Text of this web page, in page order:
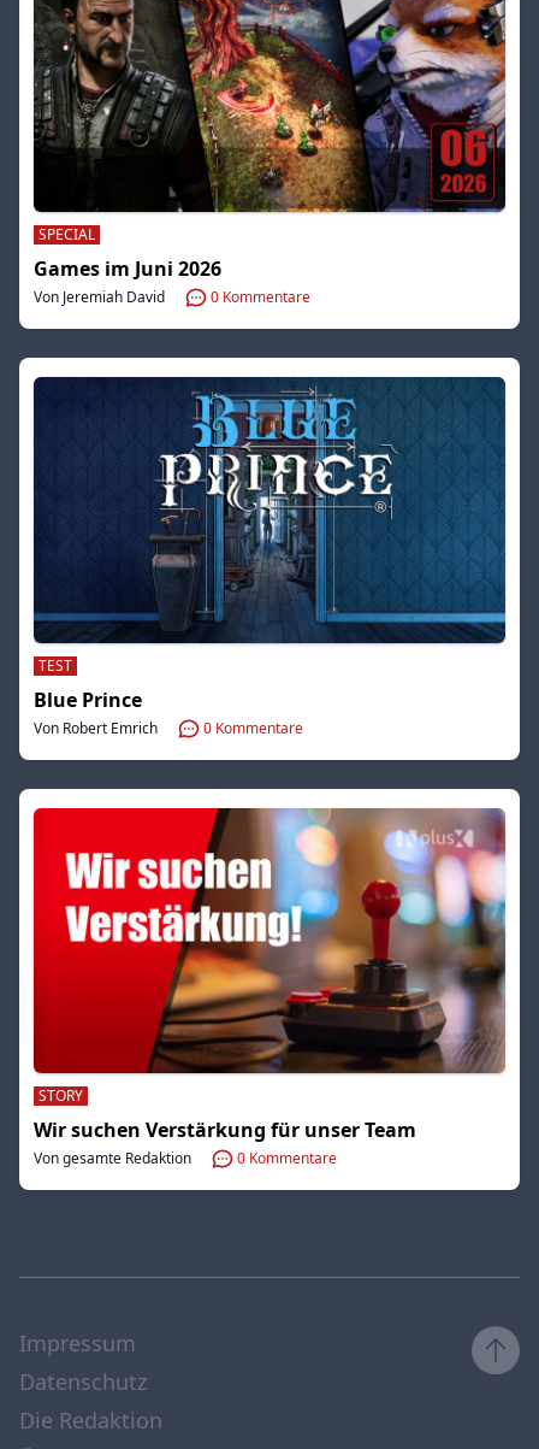
SPECIAL
Games im Juni 2026
Von Jeremiah David 0 Kommentare
TEST
Blue Prince
Von Robert Emrich 0 Kommentare
STORY
Wir suchen Verstärkung für unser Team
Von gesamte Redaktion 0 Kommentare
Impressum
Datenschutz
Die Redaktion